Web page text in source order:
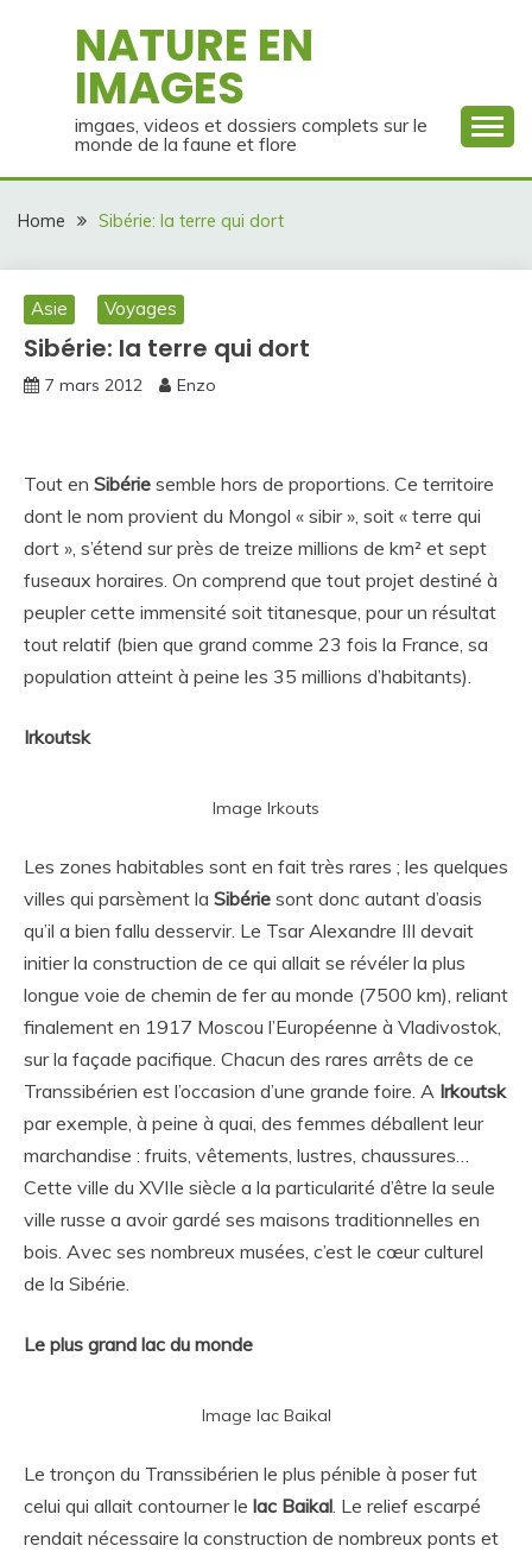
NATURE EN
IMAGES
imgaes, videos et dossiers complets sur le
monde de la faune et flore
Home Sibérie: la terre qui dort
Asie Voyages
Sibérie: la terre qui dort
7 mars 2012 Enzo
Tout en Sibérie semble hors de proportions. Ce territoire
dont le nom provient du Mongol « sibir », soit « terre qui
dort », s’étend sur près de treize millions de km² et sept
fuseaux horaires. On comprend que tout projet destiné à
peupler cette immensité soit titanesque, pour un résultat
tout relatif (bien que grand comme 23 fois la France, sa
population atteint à peine les 35 millions d’habitants).
Irkoutsk
Image Irkouts
Les zones habitables sont en fait très rares ; les quelques
villes qui parsèment la Sibérie sont donc autant d’oasis
qu’il a bien fallu desservir. Le Tsar Alexandre III devait
initier la construction de ce qui allait se révéler la plus
longue voie de chemin de fer au monde (7500 km), reliant
finalement en 1917 Moscou l’Européenne à Vladivostok,
sur la façade pacifique. Chacun des rares arrêts de ce
Transsibérien est l’occasion d’une grande foire. A Irkoutsk
par exemple, à peine à quai, des femmes déballent leur
marchandise : fruits, vêtements, lustres, chaussures…
Cette ville du XVIIe siècle a la particularité d’être la seule
ville russe a avoir gardé ses maisons traditionnelles en
bois. Avec ses nombreux musées, c’est le cœur culturel
de la Sibérie.
Le plus grand lac du monde
Image lac Baikal
Le tronçon du Transsibérien le plus pénible à poser fut
celui qui allait contourner le lac Baikal. Le relief escarpé
rendait nécessaire la construction de nombreux ponts et